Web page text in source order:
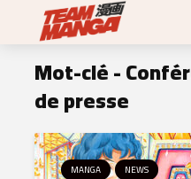
Mot-clé -
de presse
MANGA NEWS